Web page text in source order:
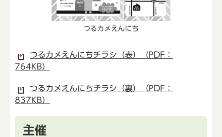
つるカメえんにち
つるカメえんにちチラシ（表）（PDF：
764KB）
つるカメえんにちチラシ（裏）（PDF：
837KB）
主催